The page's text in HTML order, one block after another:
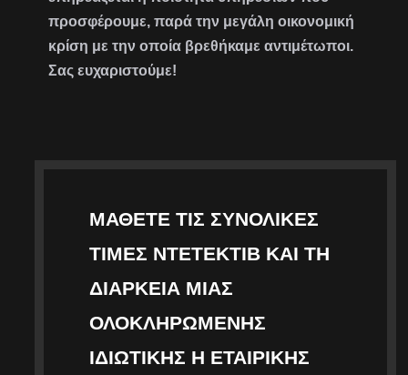
προσφέρουμε, παρά την μεγάλη οικονομική
κρίση με την οποία βρεθήκαμε αντιμέτωποι.
Σας ευχαριστούμε!
ΜΆΘΕΤΕ ΤΙΣ ΣΥΝΟΛΙΚΈΣ
ΤΙΜΈΣ ΝΤΕΤΈΚΤΙΒ ΚΑΙ ΤΗ
ΔΙΆΡΚΕΙΑ ΜΙΑΣ
ΟΛΟΚΛΗΡΩΜΈΝΗΣ
ΙΔΙΩΤΙΚΉΣ Η ΕΤΑΙΡΙΚΉΣ